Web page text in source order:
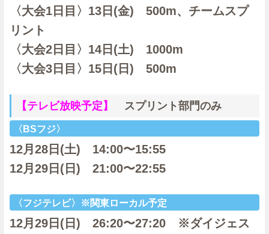
〈大会1日目〉13日(金) 500m、チームスプ
リント
〈大会2日目〉14日(土) 1000m
〈大会3日目〉15日(日) 500m
【テレビ放映予定】 スプリント部門のみ
〈BSフジ〉
12月28日(土) 14:00〜15:55
12月29日(日) 21:00〜22:55
〈フジテレビ〉※関東ローカル予定
12月29日(日) 26:20〜27:20 ※ダイジェス